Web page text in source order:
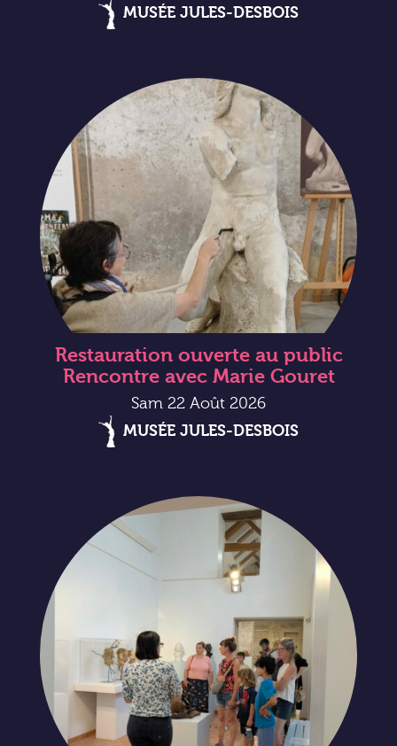
MUSÉE JULES-DESBOIS
Restauration ouverte au public
Rencontre avec Marie Gouret
Sam 22 Août 2026
MUSÉE JULES-DESBOIS